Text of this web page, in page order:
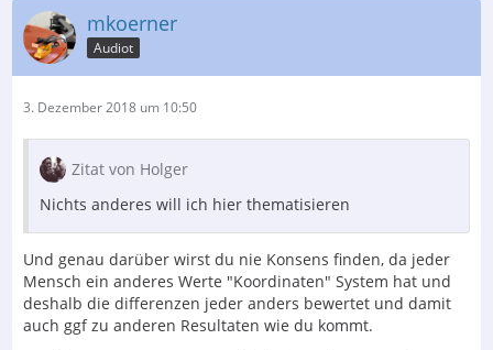
mkoerner
Audiot
3. Dezember 2018 um 10:50
Zitat von Holger
Nichts anderes will ich hier thematisieren
Und genau darüber wirst du nie Konsens finden, da jeder
Mensch ein anderes Werte "Koordinaten" System hat und
deshalb die differenzen jeder anders bewertet und damit
auch ggf zu anderen Resultaten wie du kommt.